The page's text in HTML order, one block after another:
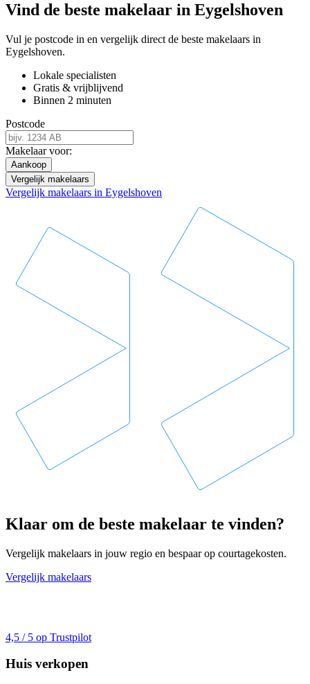
Vind de beste makelaar in Eygelshoven
Vul je postcode in en vergelijk direct de beste makelaars in
Eygelshoven.
Lokale specialisten
Gratis & vrijblijvend
Binnen 2 minuten
Postcode
Makelaar voor:
Aankoop
Vergelijk makelaars
Vergelijk makelaars in Eygelshoven
Klaar om de beste makelaar te vinden?
Vergelijk makelaars in jouw regio en bespaar op courtagekosten.
Vergelijk makelaars
4,5 / 5 op Trustpilot
Huis verkopen